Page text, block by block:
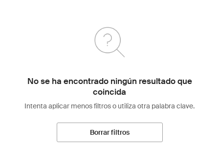
No se ha encontrado ningún resultado que
coincida
Intenta aplicar menos filtros o utiliza otra palabra clave.
Borrar filtros